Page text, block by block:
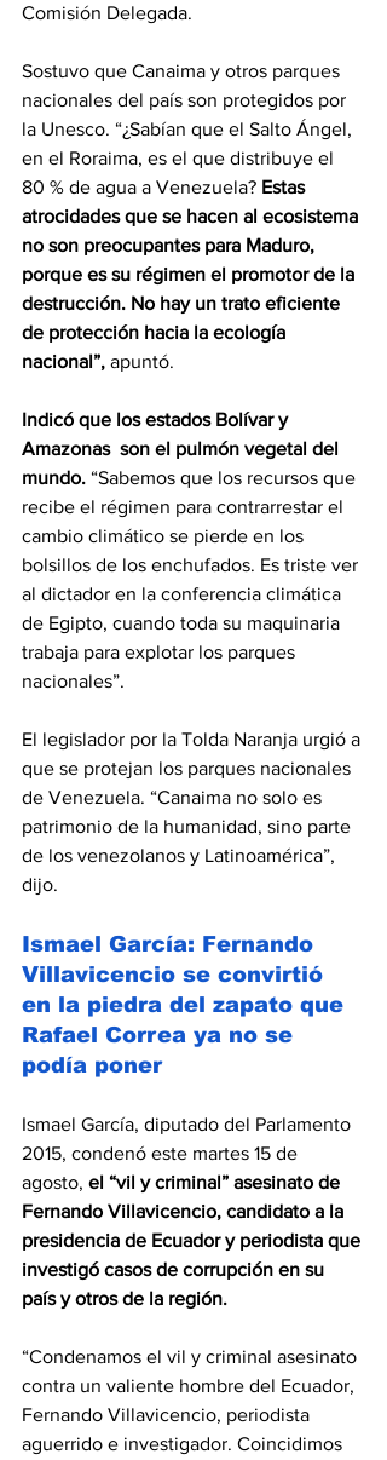
Comisión Delegada.
Sostuvo que Canaima y otros parques
nacionales del país son protegidos por
la Unesco. “¿Sabían que el Salto Ángel,
en el Roraima, es el que distribuye el
80 % de agua a Venezuela? Estas
atrocidades que se hacen al ecosistema
no son preocupantes para Maduro,
porque es su régimen el promotor de la
destrucción. No hay un trato eficiente
de protección hacia la ecología
nacional”, apuntó.
Indicó que los estados Bolívar y
Amazonas  son el pulmón vegetal del
mundo. “Sabemos que los recursos que
recibe el régimen para contrarrestar el
cambio climático se pierde en los
bolsillos de los enchufados. Es triste ver
al dictador en la conferencia climática
de Egipto, cuando toda su maquinaria
trabaja para explotar los parques
nacionales”.
El legislador por la Tolda Naranja urgió a
que se protejan los parques nacionales
de Venezuela. “Canaima no solo es
patrimonio de la humanidad, sino parte
de los venezolanos y Latinoamérica”,
dijo.
Ismael García: Fernando
Villavicencio se convirtió
en la piedra del zapato que
Rafael Correa ya no se
podía poner
Ismael García, diputado del Parlamento
2015, condenó este martes 15 de
agosto, el “vil y criminal” asesinato de
Fernando Villavicencio, candidato a la
presidencia de Ecuador y periodista que
investigó casos de corrupción en su
país y otros de la región.
“Condenamos el vil y criminal asesinato
contra un valiente hombre del Ecuador,
Fernando Villavicencio, periodista
aguerrido e investigador. Coincidimos